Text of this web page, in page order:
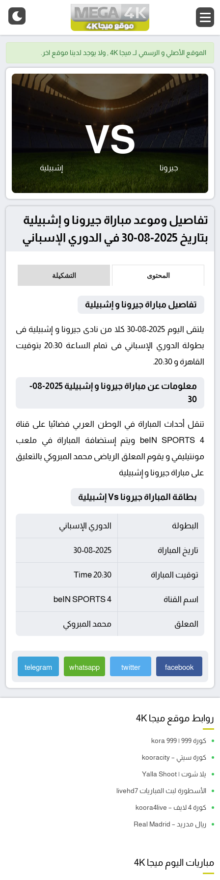
الموقع الأصلي و الرسمي لــ ميجا 4K , ولا يوجد لدينا موقع اخر.
جيرونا
VS
إشبيلية
تفاصيل وموعد مباراة جيرونا و إشبيلية
بتاريخ 2025-08-30 في الدوري الإسباني
المحتوى التشكيلة
تفاصيل مباراة جيرونا و إشبيلية
يلتقى اليوم 2025-08-30 كلا من نادى جيرونا و إشبيلية فى
بطولة الدوري الإسباني فى تمام الساعة 20:30 بتوقيت
القاهرة و 20:30.
معلومات عن مباراة جيرونا و إشبيلية 2025-08-
30
تنقل أحداث المباراة في الوطن العربي فضائيا على قناة
beIN SPORTS 4 ويتم إستضافة المباراة في ملعب
مونتيليفي و يقوم المعلق الرياضى محمد المبروكي بالتعليق
على مباراة جيرونا و إشبيلية
بطاقة المباراة جيرونا Vs إشبيلية
البطولة الدوري الإسباني
تاريخ المباراة 30-08-2025
توقيت المباراة 20:30 Time
اسم القناة beIN SPORTS 4
المعلق محمد المبروكي
facebook
twitter
whatsapp
telegram
روابط موقع ميجا 4K
كورة 999 | kora 999
كورة سيتي – kooracity
يلا شوت | Yalla Shoot
الأسطورة لبث المباريات livehd7
كورة 4 لايف – koora4live
ريال مدريد – Real Madrid
مباريات اليوم ميجا 4K